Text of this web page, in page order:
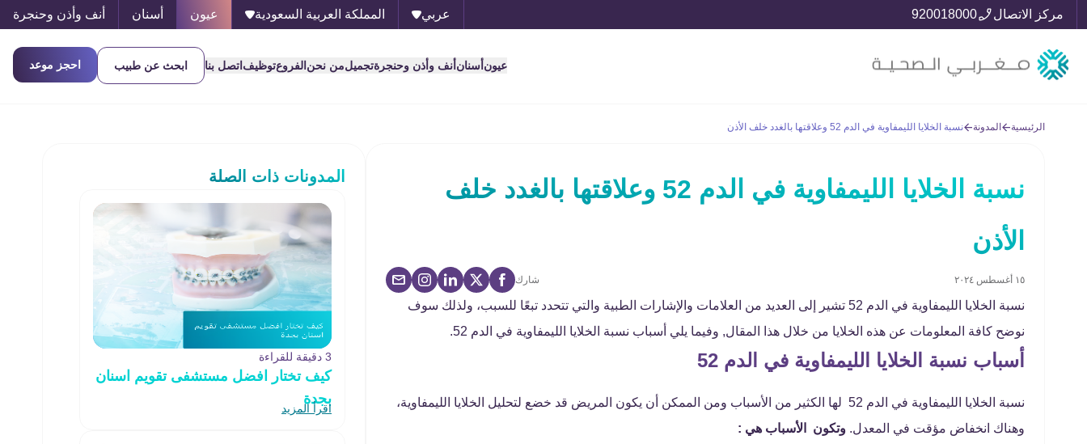
مركز الاتصال 920018000 عربي المملكة العربية السعودية عيون أسنان أنف وأذن وحنجرة
عيون أسنان أنف وأذن وحنجرةتجميلمن نحن الفروعتوظيف اتصل بنا ابحث عن طبيب احجز موعد
الرئيسية المدونة نسبة الخلايا الليمفاوية في الدم 52 وعلاقتها بالغدد خلف الأذن
نسبة الخلايا الليمفاوية في الدم 52 وعلاقتها بالغدد خلف
الأذن
١٥ أغسطس ٢٠٢٤ شارك
نسبة الخلايا الليمفاوية في الدم 52 تشير إلى العديد من العلامات والإشارات الطبية والتي تتحدد تبعًا للسبب، ولذلك سوف
نوضح كافة المعلومات عن هذه الخلايا من خلال هذا المقال, وفيما يلي أسباب نسبة الخلايا الليمفاوية في الدم 52.
أسباب نسبة الخلايا الليمفاوية في الدم 52
نسبة الخلايا الليمفاوية في الدم 52 لها الكثير من الأسباب ومن الممكن أن يكون المريض قد خضع لتحليل الخلايا الليمفاوية،
وهناك انخفاض مؤقت في المعدل. وتكون الأسباب هي :
المدونات ذات الصلة
3 دقيقة للقراءة
كيف تختار افضل مستشفى تقويم اسنان
بجدة
اقرأ المزيد